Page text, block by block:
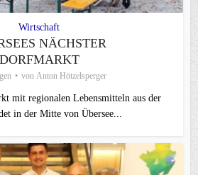
Wirtschaft
NÄCHSTER
DORFMARKT
von Anton Hötzelsperger
mit regionalen Lebensmitteln aus der
in der Mitte von Übersee...